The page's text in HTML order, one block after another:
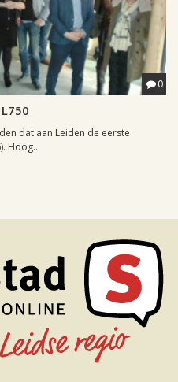
0
dat aan Leiden de eerste
Hoog...